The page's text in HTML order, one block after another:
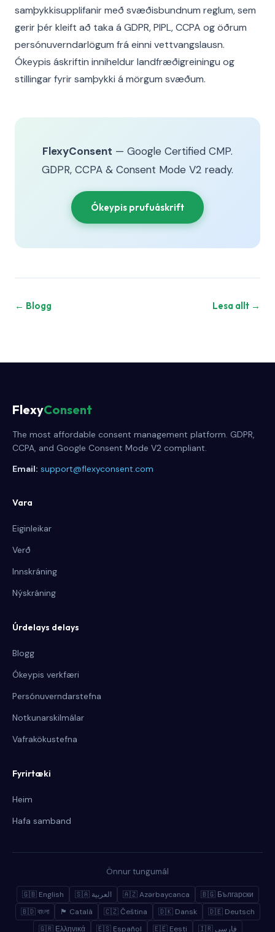
samþykkisupplifanir með svæðisbundnum reglum, sem
gerir þér kleift að taka á GDPR, PIPL, CCPA og öðrum
persónuverndarlögum frá einni vettvangslausn.
Ókeypis áskriftin inniheldur landfræðigreiningu og
stillingar fyrir samþykki á mörgum svæðum.
FlexyConsent — Google Certified CMP.
GDPR, CCPA & Consent Mode V2 ready.
Ókeypis prufuáskrift
← Blogg Lesa allt →
FlexyConsent
The most affordable consent management platform. GDPR,
CCPA, and Google Consent Mode V2 compliant.
Email: support@flexyconsent.com
Vara
Eiginleikar
Verð
Innskráning
Nýskráning
Úrdelays delays
Blogg
Ókeypis verkfæri
Persónuverndarstefna
Notkunarskilmálar
Vafrakökustefna
Fyrirtæki
Heim
Hafa samband
Önnur tungumál
🇬🇧 English 🇸🇦 العربية 🇦🇿 Azərbaycanca
🇧🇬 Български
🇧🇩 বাংলা
🏴 Català 🇨🇿 Čeština 🇩🇰 Dansk
🇩🇪 Deutsch
🇬🇷 Ελληνικά
🇪🇸 Español 🇪🇪 Eesti 🇮🇷 فارسی